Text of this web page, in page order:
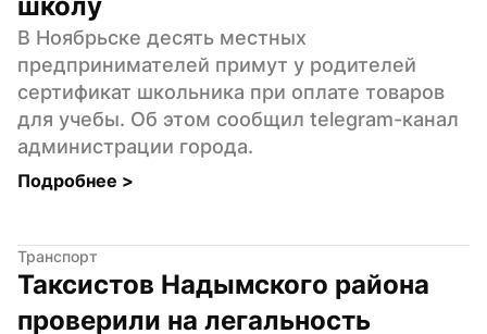
В Ноябрьске десять местных
предпринимателей примут у родителей
сертификат школьника при оплате товаров
для учебы. Об этом сообщил telegram-канал
администрации города.
Подробнее >
Транспорт
Таксистов Надымского района
проверили на легальность